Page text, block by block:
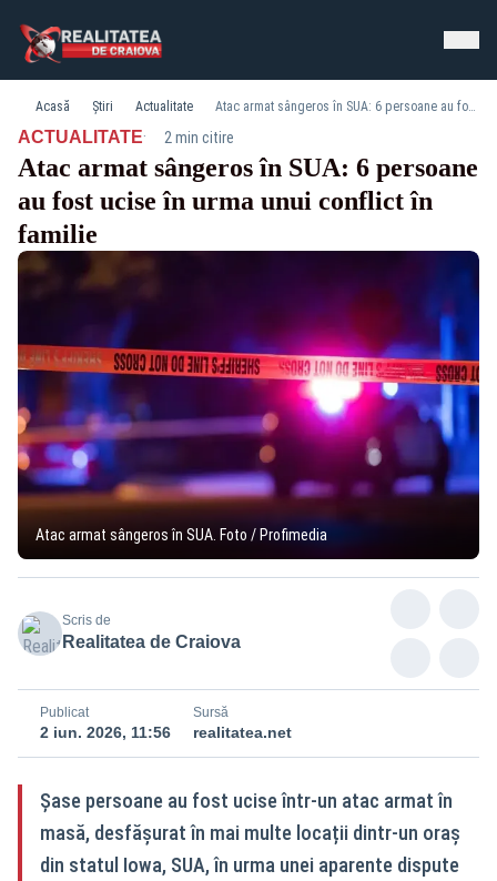
Acasă Știri Actualitate Atac armat sângeros în SUA: 6 persoane au fost ucise în urma unui conflict în familie
ACTUALITATE· 2 min citire
Atac armat sângeros în SUA: 6 persoane
au fost ucise în urma unui conflict în
familie
Atac armat sângeros în SUA. Foto / Profimedia
Scris de
Realitatea de Craiova
Publicat
2 iun. 2026, 11:56
Sursă
realitatea.net
Șase persoane au fost ucise într-un atac armat în
masă, desfășurat în mai multe locații dintr-un oraș
din statul Iowa, SUA, în urma unei aparente dispute